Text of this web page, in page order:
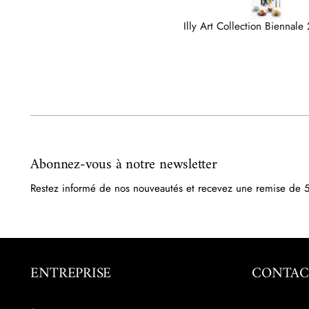
Abonnez-vous à notre newsletter
Restez informé de nos nouveautés et recevez une remise de
ENTREPRISE